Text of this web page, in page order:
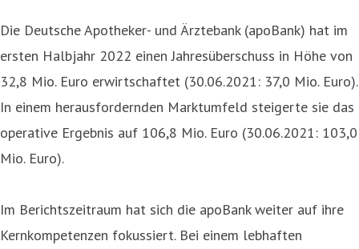
Die Deutsche Apotheker- und Ärztebank (apoBank) hat im
ersten Halbjahr 2022 einen Jahresüberschuss in Höhe von
32,8 Mio. Euro erwirtschaftet (30.06.2021: 37,0 Mio. Euro).
In einem herausfordernden Marktumfeld steigerte sie das
operative Ergebnis auf 106,8 Mio. Euro (30.06.2021: 103,0
Mio. Euro).
Im Berichtszeitraum hat sich die apoBank weiter auf ihre
Kernkompetenzen fokussiert. Bei einem lebhaften